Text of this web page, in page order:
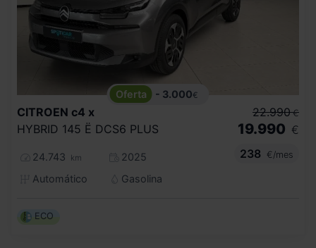
- 3.000€
CITROEN c4 x
HYBRID 145 Ë DCS6 PLUS
24.743 km
2025
Automático
Gasolina
22.990 €
19.990 €
238
€/mes
ECO